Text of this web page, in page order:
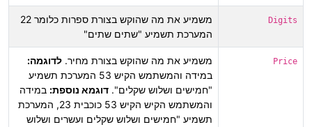
Digits
משמיע את מה שהוקש בצורת ספרות כלומר 22
המערכת תשמיע "שתים שתים"
Price משמיע את מה שהוקש בצורת מחיר. לדוגמה:
במידה והמשתמש הקיש 53 המערכת תשמיע
"חמישים ושלוש שקלים". דוגמא נוספת: במידה
והמשתמש הקיש הקיש 53 כוכבית 23, המערכת
תשמיע "חמישים ושלוש שקלים ועשרים ושלוש